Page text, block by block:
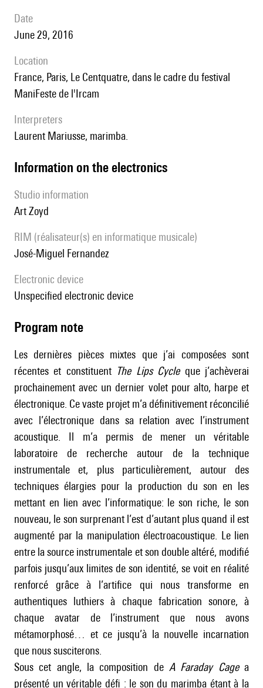
date
June 29, 2016
location
France, Paris, Le Centquatre, dans le cadre du festival
ManiFeste de l'Ircam
interpreters
Laurent Mariusse, marimba.
Information on the electronics
Studio information
Art Zoyd
RIM (réalisateur(s) en informatique musicale)
José-Miguel Fernandez
Electronic device
unspecified electronic device
Program note
Les dernières pièces mixtes que j’ai composées sont
récentes et constituent The Lips Cycleque j’achèverai
prochainement avec un dernier volet pour alto, harpe et
électronique. Ce vaste projet m’a définitivement réconcilié
avec l’électronique dans sa relation avec l’instrument
acoustique. Il m’a permis de mener un véritable
laboratoire de recherche autour de la technique
instrumentale et, plus particulièrement, autour des
techniques élargies pour la production du son en les
mettant en lien avec l’informatique: le son riche, le son
nouveau, le son surprenant l’est d’autant plus quand il est
augmenté par la manipulation électroacoustique. Le lien
entre la source instrumentale et son double altéré, modifié
parfois jusqu’aux limites de son identité, se voit en réalité
renforcé grâce à l’artifice qui nous transforme en
authentiques luthiers à chaque fabrication sonore, à
chaque avatar de l’instrument que nous avons
métamorphosé… et ce jusqu’à la nouvelle incarnation
que nous susciterons.
Sous cet angle, la composition de A Faraday Cagea
présenté un véritable défi : le son du marimba étant à la